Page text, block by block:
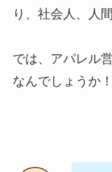
り、社会人、人
では、アパレル
なんでしょうか